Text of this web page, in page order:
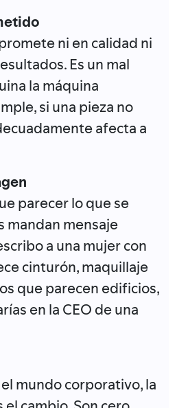
ni en calidad ni
Es un mal
la máquina
si una pieza no
afecta a
parecer lo que se
mandan mensaje
a una mujer con
cinturón, maquillaje
que parecen edificios,
en la CEO de una
mundo corporativo, la